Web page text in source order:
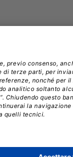
un tassello
Spazio
pensato per